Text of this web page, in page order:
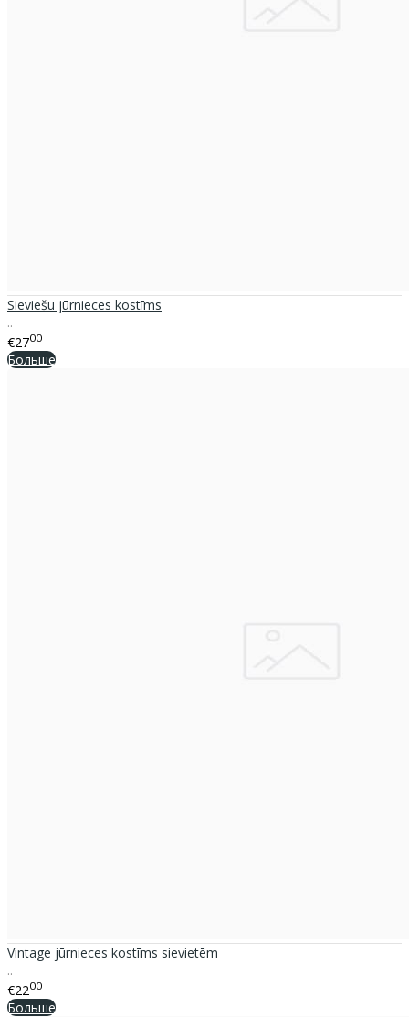
Sieviešu jūrnieces kostīms
..
€2700
Больше
Vintage jūrnieces kostīms sievietēm
..
€2200
Больше